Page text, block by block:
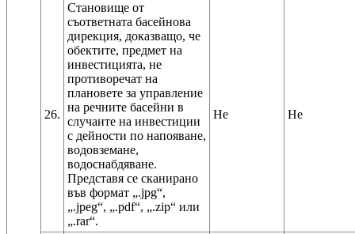
26.
Становище от
съответната басейнова
дирекция, доказващо, че
обектите, предмет на
инвестицията, не
противоречат на
плановете за управление
на речните басейни в
случаите на инвестиции
с дейности по напояване,
водовземане,
водоснабдяване.
Представя се сканирано
във формат „.jpg“,
„.jpeg“, „.pdf“, „.zip“ или
Не Не